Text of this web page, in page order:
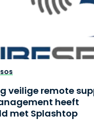
veilige remote
heeft
met Splashtop